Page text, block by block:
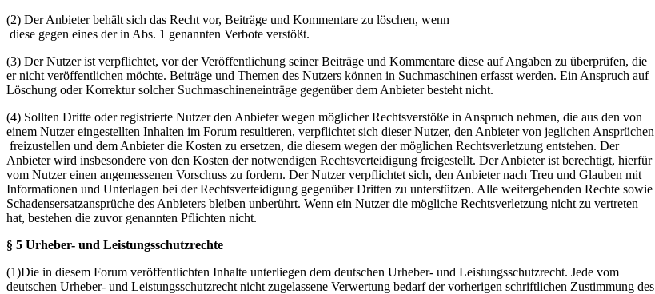
(2) Der Anbieter behält sich das Recht vor, Beiträge und Kommentare zu löschen, wenn
diese gegen eines der in Abs. 1 genannten Verbote verstößt.
(3) Der Nutzer ist verpflichtet, vor der Veröffentlichung seiner Beiträge und Kommentare diese auf Angaben zu überprüfen, die
er nicht veröffentlichen möchte. Beiträge und Themen des Nutzers können in Suchmaschinen erfasst werden. Ein Anspruch auf
Löschung oder Korrektur solcher Suchmaschineneinträge gegenüber dem Anbieter besteht nicht.
(4) Sollten Dritte oder registrierte Nutzer den Anbieter wegen möglicher Rechtsverstöße in Anspruch nehmen, die aus den von
einem Nutzer eingestellten Inhalten im Forum resultieren, verpflichtet sich dieser Nutzer, den Anbieter von jeglichen Ansprüchen
freizustellen und dem Anbieter die Kosten zu ersetzen, die diesem wegen der möglichen Rechtsverletzung entstehen. Der
Anbieter wird insbesondere von den Kosten der notwendigen Rechtsverteidigung freigestellt. Der Anbieter ist berechtigt, hierfür
vom Nutzer einen angemessenen Vorschuss zu fordern. Der Nutzer verpflichtet sich, den Anbieter nach Treu und Glauben mit
Informationen und Unterlagen bei der Rechtsverteidigung gegenüber Dritten zu unterstützen. Alle weitergehenden Rechte sowie
Schadensersatzansprüche des Anbieters bleiben unberührt. Wenn ein Nutzer die mögliche Rechtsverletzung nicht zu vertreten
hat, bestehen die zuvor genannten Pflichten nicht.
§ 5 Urheber- und Leistungsschutzrechte
(1)Die in diesem Forum veröffentlichten Inhalte unterliegen dem deutschen Urheber- und Leistungsschutzrecht. Jede vom
deutschen Urheber- und Leistungsschutzrecht nicht zugelassene Verwertung bedarf der vorherigen schriftlichen Zustimmung des